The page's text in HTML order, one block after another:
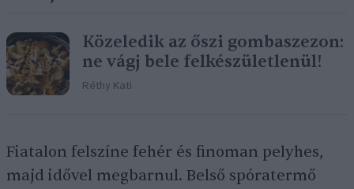
Közeledik az őszi gombaszezon:
ne vágj bele felkészületlenül!
Réthy Kati
Fiatalon felszíne fehér és finoman pelyhes,
majd idővel megbarnul. Belső spóratermő